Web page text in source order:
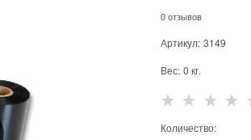
0 отзывов
Артикул: 3149
Вес: 0 кг.
Количество: